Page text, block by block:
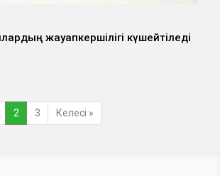
жауапкершілігі күшейтіледі
2 3 Келесі »